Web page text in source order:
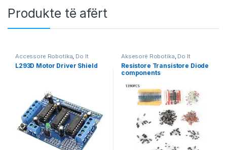
Produkte të afërt
Accessore Robotika, Do It
Yourself,Motor & Lëvizje,
Robotika
L293D Motor Driver Shield
Aksesorë Robotika, Do It
Yourself Robotika
Resistore Transistore Diode
components